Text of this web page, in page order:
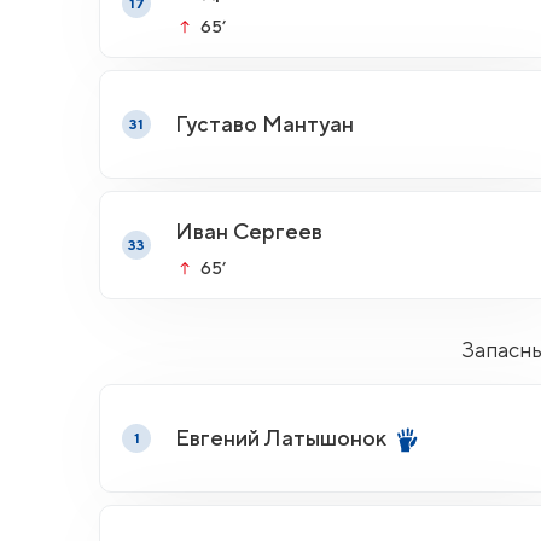
17
65’
31 Густаво Мантуан
33
Иван Сергеев
65’
1 Евгений Латышонок